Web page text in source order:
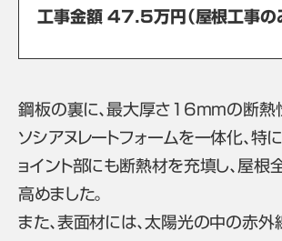
工事金額 47.5万円（屋根工事の
鋼板の裏に、最大厚さ16mmの断熱
ソシアヌレートフォームを一体化、特
ョイント部にも断熱材を充填し、屋根
高めました。
また、表面材には、太陽光の中の赤外